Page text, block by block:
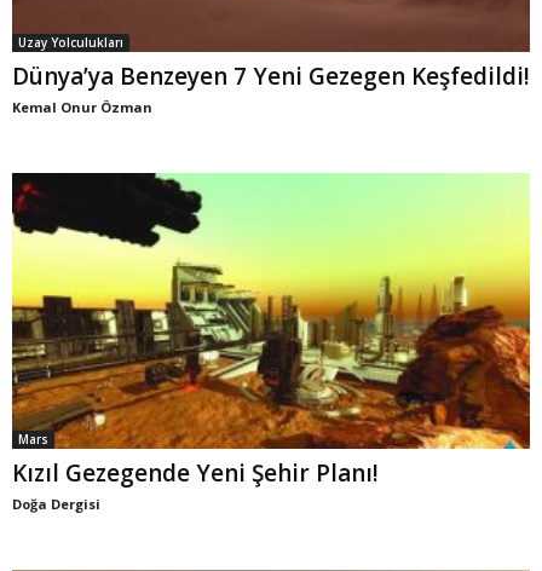
Uzay Yolculukları
Dünya’ya Benzeyen 7 Yeni Gezegen Keşfedildi!
Kemal Onur Özman
Mars
Kızıl Gezegende Yeni Şehir Planı!
Doğa Dergisi